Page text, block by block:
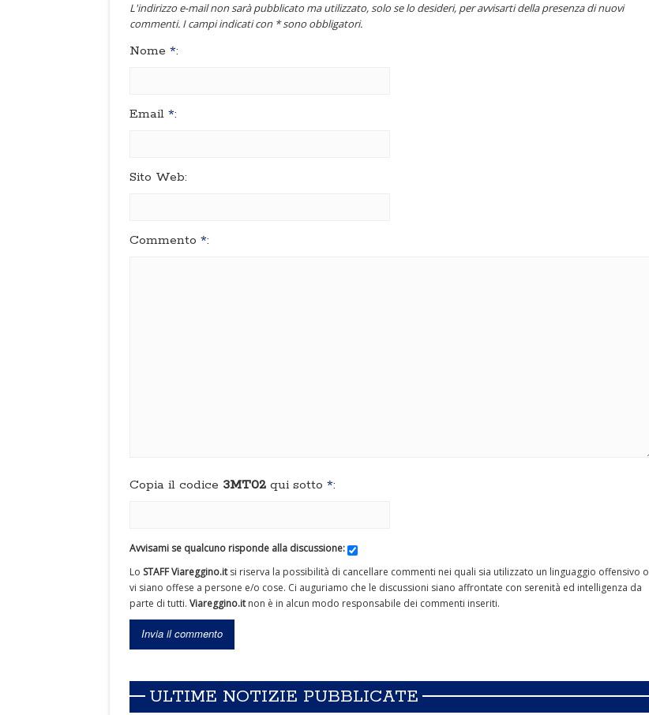
L'indirizzo e-mail non sarà pubblicato ma utilizzato, solo se lo desideri, per avvisarti della presenza di nuovi
commenti. I campi indicati con * sono obbligatori.
Nome *:
Email *:
Sito Web:
Commento *:
Copia il codice 3MT02 qui sotto *:
Avvisami se qualcuno risponde alla discussione:
Lo STAFF Viareggino.itsi riserva la possibilità di cancellare commenti nei quali sia utilizzato un linguaggio offensivo o
vi siano offese a persone e/o cose. Ci auguriamo che le discussioni siano affrontate con serenità ed intelligenza da
parte di tutti. Viareggino.itnon è in alcun modo responsabile dei commenti inseriti.
ULTIME NOTIZIE PUBBLICATE